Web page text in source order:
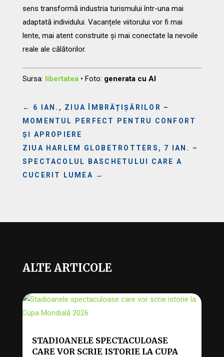
sens transformă industria turismului într-una mai
adaptată individului. Vacanțele viitorului vor fi mai
lente, mai atent construite și mai conectate la nevoile
reale ale călătorilor.
Sursa: libertatea• Foto: generata cu AI
← 6 IAN., ZIUA ÎMBRĂȚIȘĂRILOR –
MOMENTUL PERFECT PENTRU CONFORT
ȘI APROPIERE
ZIUA HARLEM GLOBETROTTERS, 7 IAN. –
SPECTACOLUL BASCHETULUI CARE A
CUCERIT LUMEA →
ALTE ARTICOLE
STADIOANELE SPECTACULOASE
CARE VOR SCRIE ISTORIE LA CUPA